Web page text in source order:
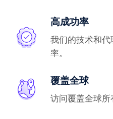
高成功率
我们的技术和
率。
覆盖全球
访问覆盖全球所